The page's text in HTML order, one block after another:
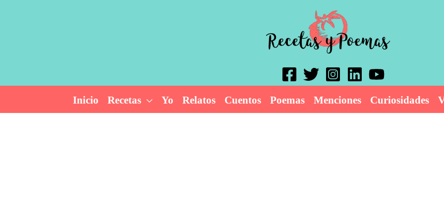
Inicio Recetas Yo Relatos Cuentos Poemas Menciones Curiosidades